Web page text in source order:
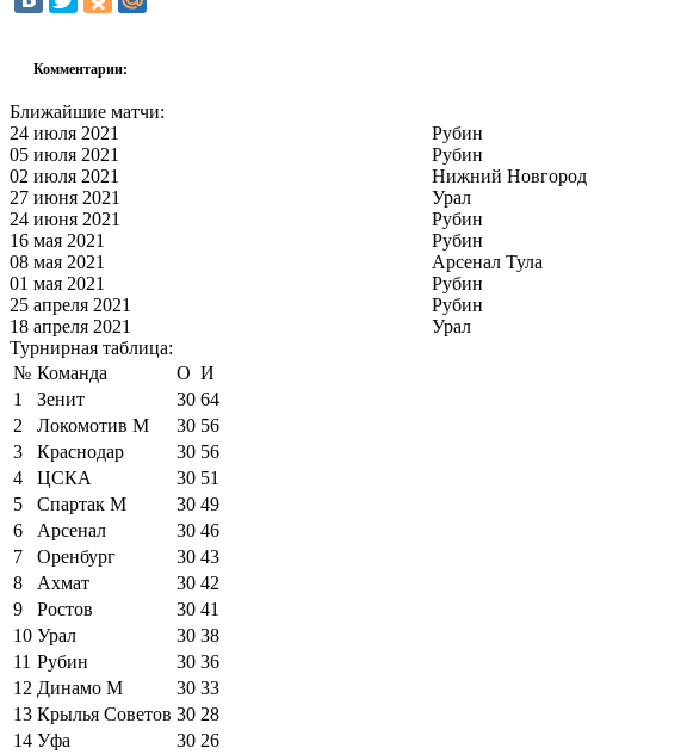
Комментарии:
Ближайшие матчи:
24 июля 2021
Рубин
05 июля 2021
Рубин
02 июля 2021
Нижний Новгород
27 июня 2021
Урал
24 июня 2021
Рубин
16 мая 2021
Рубин
08 мая 2021
Арсенал Тула
01 мая 2021
Рубин
25 апреля 2021
Рубин
18 апреля 2021
Урал
Турнирная таблица:
№ Команда О И
1
Зенит 30 64
2
Локомотив М 30 56
3
Краснодар 30 56
4
ЦСКА 30 51
5
Спартак М 30 49
6
Арсенал 30 46
7
Оренбург 30 43
8
Ахмат 30 42
9
Ростов 30 41
10 Урал 30 38
11 Рубин 30 36
12 Динамо М 30 33
13 Крылья Советов 30 28
14 Уфа 30 26